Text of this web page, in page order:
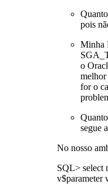
pois
Minha
o
for o
segue
No nosso
SQL> select
v$parameter